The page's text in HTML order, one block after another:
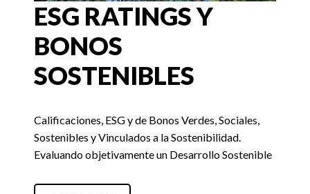
ESG RATINGS Y
BONOS
SOSTENIBLES
Calificaciones, ESG y de Bonos Verdes, Sociales,
Sostenibles y Vinculados a la Sostenibilidad.
Evaluando objetivamente un Desarrollo Sostenible